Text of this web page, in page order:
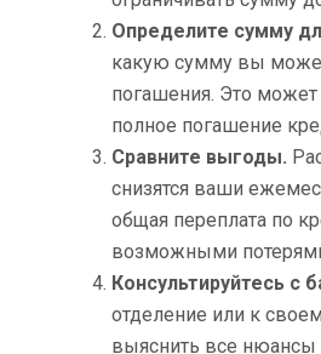
Определите сумму
какую сумму вы
погашения. Это может
полное погашение
Сравните выгоды.
снизятся ваши
общая переплата по
возможными
Консультируйтесь с
отделение или к
выяснить все нюансы